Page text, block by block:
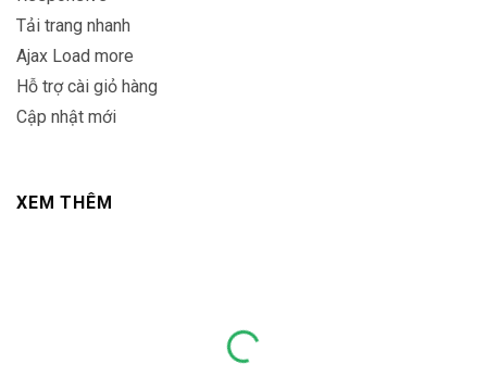
Tải trang nhanh
Ajax Load more
Hỗ trợ cài giỏ hàng
Cập nhật mới
XEM THÊM